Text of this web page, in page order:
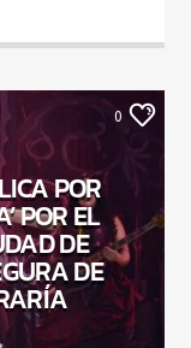
0
POR
POR EL
DE
DE